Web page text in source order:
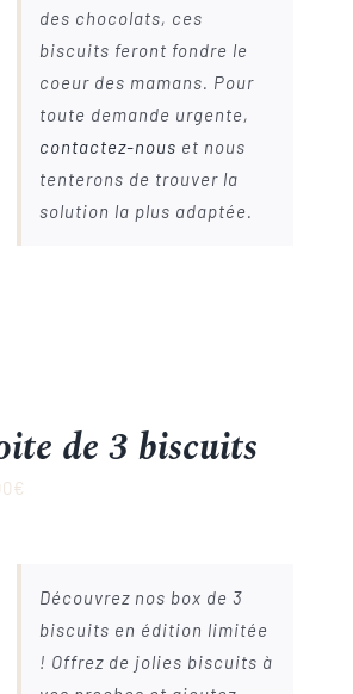
des chocolats, ces
biscuits feront fondre le
coeur des mamans. Pour
toute demande urgente,
contactez-nous et nous
tenterons de trouver la
solution la plus adaptée.
de 3 biscuits
€
Découvrez nos box de 3
biscuits en édition limitée
! Offrez de jolies biscuits à